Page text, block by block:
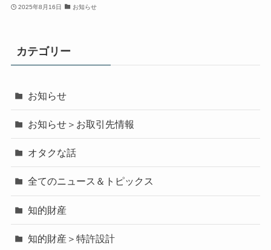
2025年8月16日 お知らせ
カテゴリー
お知らせ
お知らせ＞お取引先情報
オタクな話
全てのニュース＆トピックス
知的財産
知的財産＞特許設計